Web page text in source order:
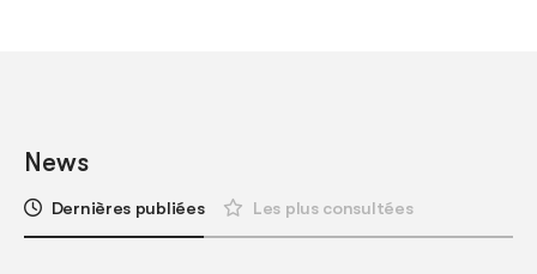
News
Dernières publiées Les plus consultées